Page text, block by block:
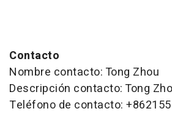
Contacto
Nombre contacto: Tong Zhou
Descripción contacto: Tong
Teléfono de contacto: